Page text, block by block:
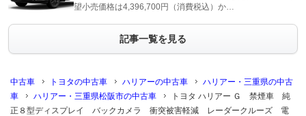
望小売価格は4,396,700円（消費税込）か…
記事一覧を見る
中古車 トヨタの中古車 ハリアーの中古車
ハリアー・三重県の中古
車
ハリアー・三重県松阪市の中古車
トヨタ ハリアー Ｇ 禁煙車 純
正８型ディスプレイ バックカメラ 衝突被害軽減 レーダークルーズ 電